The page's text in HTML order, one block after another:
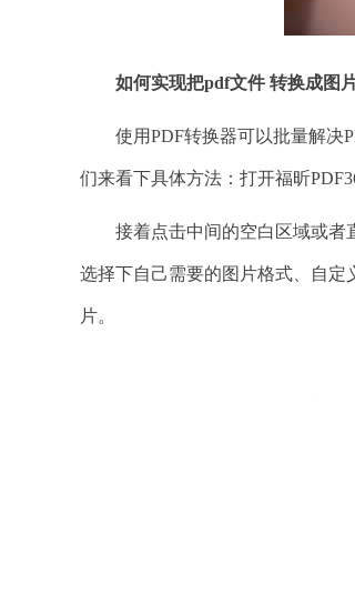
如何实现把pdf文件 转换成图
使用PDF转换器可以批量解决
们来看下具体方法：打开福昕
接着点击中间的空白区域或者直
选择下自己需要的图片格式、自定
片。